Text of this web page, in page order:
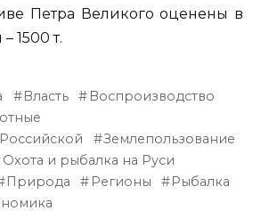
Петра Великого оценены в
1500 т.
Власть
Воспроизводство
Землепользование
Охота и рыбалка на Руси
Природа Регионы
Рыбалка